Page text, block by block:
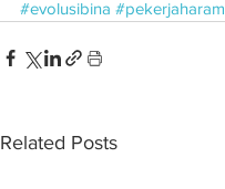
#evolusibina #pekerjaharam
Related Posts